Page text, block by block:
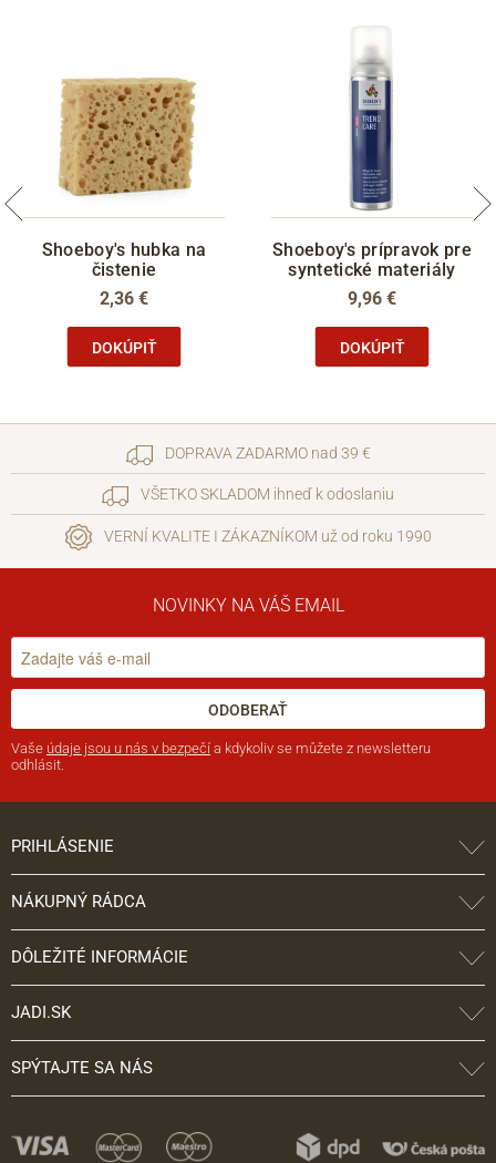
Shoeboy's hubka na
čistenie
2,36 €
DOKÚPIŤ
Shoeboy's prípravok pre
syntetické materiály
9,96 €
DOKÚPIŤ
DOPRAVA ZADARMO nad 39 €
VŠETKO SKLADOM ihneď k odoslaniu
VERNÍ KVALITE I ZÁKAZNÍKOM už od roku 1990
NOVINKY NA VÁŠ EMAIL
ODOBERAŤ
Vaše údaje jsou u nás v bezpečí a kdykoliv se můžete z newsletteru
odhlásit.
PRIHLÁSENIE
NÁKUPNÝ RÁDCA
DÔLEŽITÉ INFORMÁCIE
JADI.SK
SPÝTAJTE SA NÁS